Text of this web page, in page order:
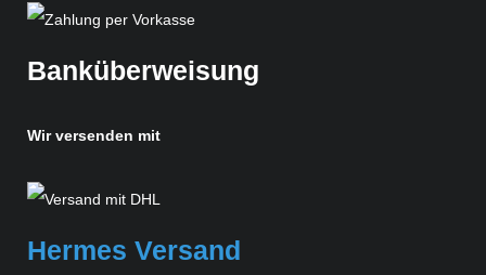
Banküberweisung
Wir versenden mit
Hermes Versand